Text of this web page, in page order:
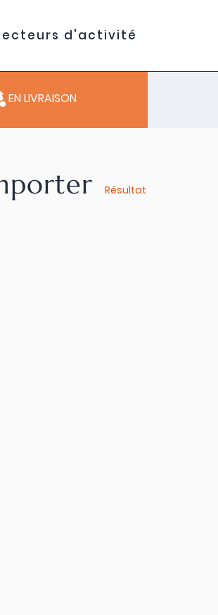
d'activité
EN LIVRAISON
Résultat